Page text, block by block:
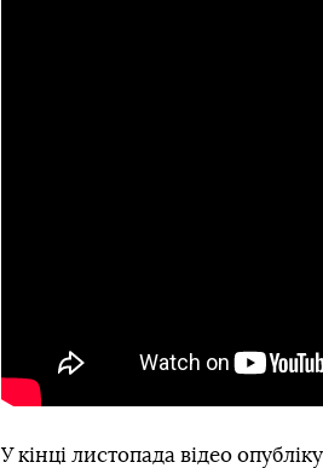
У кінці листопада відео